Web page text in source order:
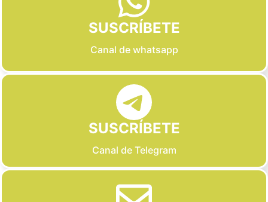
SUSCRÍBETE
Canal de whatsapp
SUSCRÍBETE
Canal de Telegram